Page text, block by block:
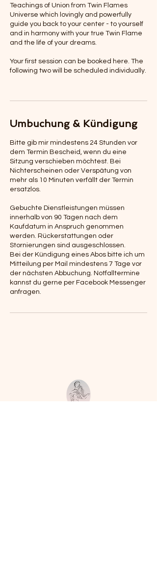
Teachings of Union from Twin Flames
Universe which lovingly and powerfully
guide you back to your center - to yourself
and in harmony with your true Twin Flame
and the life of your dreams.
Your first session can be booked here. The
following two will be scheduled individually.
Umbuchung & Kündigung
Bitte gib mir mindestens 24 Stunden vor
dem Termin Bescheid, wenn du eine
Sitzung verschieben möchtest. Bei
Nichterscheinen oder Verspätung von
mehr als 10 Minuten verfällt der Termin
ersatzlos.
Gebuchte Dienstleistungen müssen
innerhalb von 90 Tagen nach dem
Kaufdatum in Anspruch genommen
werden. Rückerstattungen oder
Stornierungen sind ausgeschlossen.
Bei der Kündigung eines Abos bitte ich um
Mitteilung per Mail mindestens 7 Tage vor
der nächsten Abbuchung. Notfalltermine
kannst du gerne per Facebook Messenger
anfragen.